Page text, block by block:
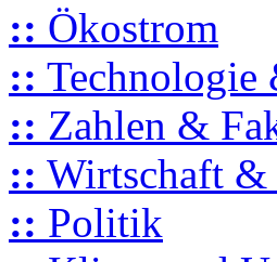
:: Ökostrom
:: Technologie
:: Zahlen &
:: Wirtschaft
:: Politik